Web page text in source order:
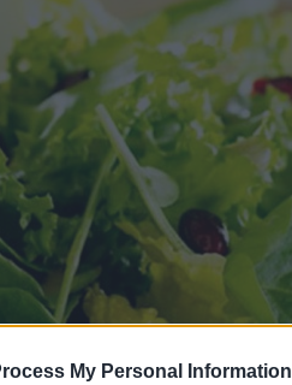
My Personal Information